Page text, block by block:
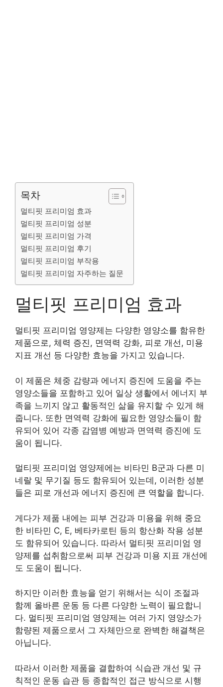
목차
멀티핏 프리미엄 효과
멀티핏 프리미엄 성분
멀티핏 프리미엄 가격
멀티핏 프리미엄 후기
멀티핏 프리미엄 부작용
멀티핏 프리미엄 자주하는 질문
멀티핏 프리미엄 효과
멀티핏 프리미엄 영양제는 다양한 영양소를 함유한
제품으로, 체력 증진, 면역력 강화, 피로 개선, 미용
지표 개선 등 다양한 효능을 가지고 있습니다.
이 제품은 체중 감량과 에너지 증진에 도움을 주는
영양소들을 포함하고 있어 일상 생활에서 에너지 부
족을 느끼지 않고 활동적인 삶을 유지할 수 있게 해
줍니다. 또한 면역력 강화에 필요한 영양소들이 함
유되어 있어 각종 감염병 예방과 면역력 증진에 도
움이 됩니다.
멀티핏 프리미엄 영양제에는 비타민 B군과 다른 미
네랄 및 무기질 등도 함유되어 있는데, 이러한 성분
들은 피로 개선과 에너지 증진에 큰 역할을 합니다.
게다가 제품 내에는 피부 건강과 미용을 위해 중요
한 비타민 C, E, 베타카로틴 등의 항산화 작용 성분
도 함유되어 있습니다. 따라서 멀티핏 프리미엄 영
양제를 섭취함으로써 피부 건강과 미용 지표 개선에
도 도움이 됩니다.
하지만 이러한 효능을 얻기 위해서는 식이 조절과
함께 올바른 운동 등 다른 다양한 노력이 필요합니
다. 멀티핏 프리미엄 영양제는 여러 가지 영양소가
함량된 제품으로서 그 자체만으로 완벽한 해결책은
아닙니다.
따라서 이러한 제품을 결합하여 식습관 개선 및 규
칙적인 운동 습관 등 종합적인 접근 방식으로 시행